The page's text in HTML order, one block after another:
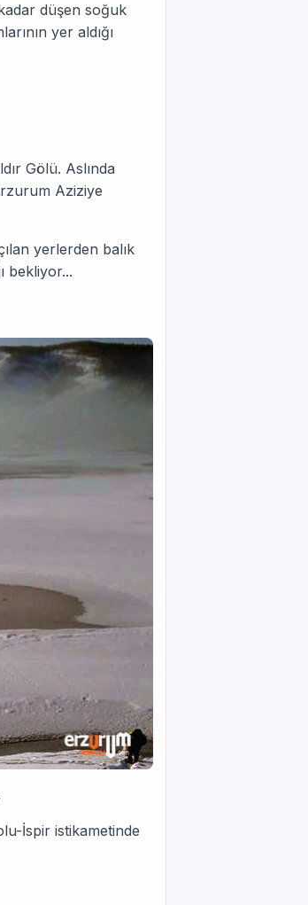
kadar düşen soğuk
yer aldığı
Gölü. Aslında
Aziziye
yerlerden balık
bekliyor...
İspir istikametinde